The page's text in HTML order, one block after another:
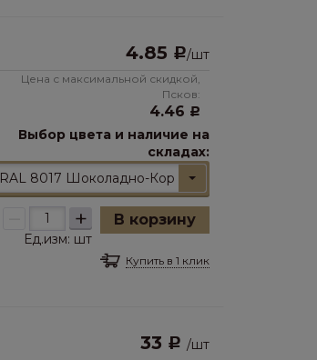
4.85 Р/шт
Цена с максимальной скидкой,
Псков:
4.46 Р
Выбор цвета и наличие на
складах:
RAL 8017 Шоколадно-Коричневый
+
Ед.изм: шт
В корзину
Купить в 1 клик
33 Р /шт